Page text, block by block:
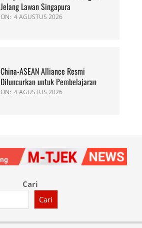
Jelang Lawan Singapura
ON: 4 AGUSTUS 2026
China-ASEAN Alliance Resmi
Diluncurkan untuk Pembelajaran
ON: 4 AGUSTUS 2026
Cari
Cari